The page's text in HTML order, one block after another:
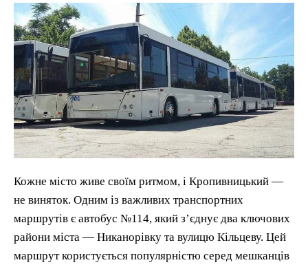
Кожне місто живе своїм ритмом, і Кропивницький —
не виняток. Одним із важливих транспортних
маршрутів є автобус №114, який з’єднує два ключових
райони міста — Никанорівку та вулицю Кільцеву. Цей
маршрут користується популярністю серед мешканців